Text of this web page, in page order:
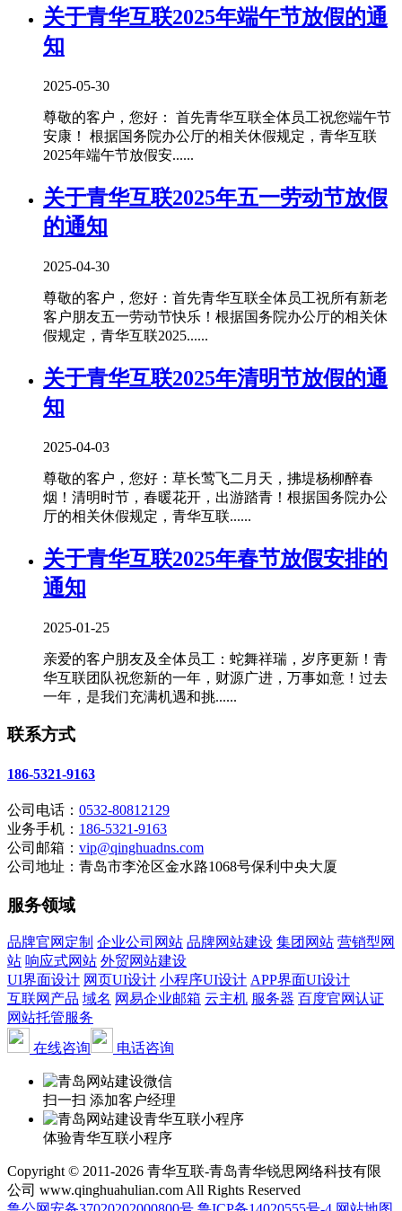
关于青华互联2025年端午节放假的通
知
2025-05-30
尊敬的客户，您好： 首先青华互联全体员工祝您端午节
安康！ 根据国务院办公厅的相关休假规定，青华互联
2025年端午节放假安......
关于青华互联2025年五一劳动节放假
的通知
2025-04-30
尊敬的客户，您好：首先青华互联全体员工祝所有新老
客户朋友五一劳动节快乐！根据国务院办公厅的相关休
假规定，青华互联2025......
关于青华互联2025年清明节放假的通
知
2025-04-03
尊敬的客户，您好：草长莺飞二月天，拂堤杨柳醉春
烟！清明时节，春暖花开，出游踏青！根据国务院办公
厅的相关休假规定，青华互联......
关于青华互联2025年春节放假安排的
通知
2025-01-25
亲爱的客户朋友及全体员工：蛇舞祥瑞，岁序更新！青
华互联团队祝您新的一年，财源广进，万事如意！过去
一年，是我们充满机遇和挑......
联系方式
186-5321-9163
公司电话： 0532-80812129
业务手机： 186-5321-9163
公司邮箱： vip@qinghuadns.com
公司地址：青岛市李沧区金水路1068号保利中央大厦
服务领域
品牌官网定制 企业公司网站 品牌网站建设 集团网站 营销型网
站 响应式网站 外贸网站建设
UI界面设计 网页UI设计 小程序UI设计 APP界面UI设计
互联网产品 域名 网易企业邮箱 云主机 服务器 百度官网认证
网站托管服务
在线咨询
电话咨询
扫一扫 添加客户经理
体验青华互联小程序
Copyright © 2011-2026 青华互联-青岛青华锐思网络科技有限
公司 www.qinghuahulian.com All Rights Reserved